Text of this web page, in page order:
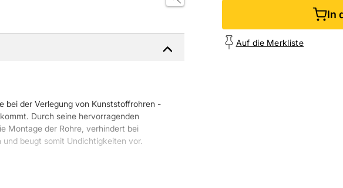
NIEDERLASSUNGEN
In
Auf die Merkliste
bei der Verlegung von Kunststoffrohren -
Durch seine hervorragenden
Montage der Rohre, verhindert bei
beugt somit Undichtigkeiten vor.